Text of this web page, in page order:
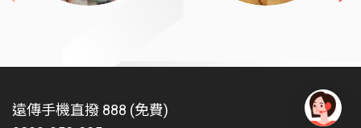
遠傳手機直撥 888 (免費)